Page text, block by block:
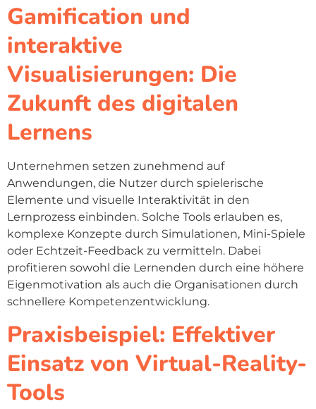
Gamification und
interaktive
Visualisierungen: Die
Zukunft des digitalen
Lernens
Unternehmen setzen zunehmend auf
Anwendungen, die Nutzer durch spielerische
Elemente und visuelle Interaktivität in den
Lernprozess einbinden. Solche Tools erlauben es,
komplexe Konzepte durch Simulationen, Mini-Spiele
oder Echtzeit-Feedback zu vermitteln. Dabei
profitieren sowohl die Lernenden durch eine höhere
Eigenmotivation als auch die Organisationen durch
schnellere Kompetenzentwicklung.
Praxisbeispiel: Effektiver
Einsatz von Virtual-Reality-
Tools